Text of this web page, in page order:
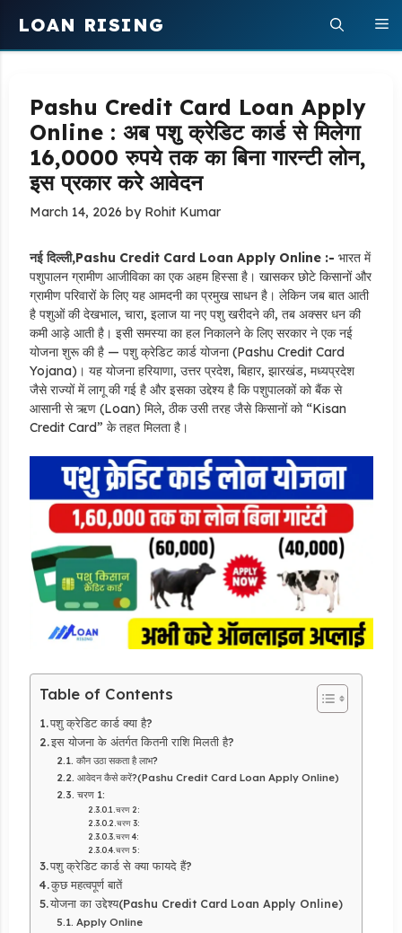
content
LOAN RISING
Pashu Credit Card Loan Apply
Online : अब पशु क्रेडिट कार्ड से मिलेगा
16,0000 रुपये तक का बिना गारन्टी लोन,
इस प्रकार करे आवेदन
March 14, 2026 by Rohit Kumar
नई दिल्ली,Pashu Credit Card Loan Apply Online :- भारत में
पशुपालन ग्रामीण आजीविका का एक अहम हिस्सा है। खासकर छोटे किसानों और
ग्रामीण परिवारों के लिए यह आमदनी का प्रमुख साधन है। लेकिन जब बात आती
है पशुओं की देखभाल, चारा, इलाज या नए पशु खरीदने की, तब अक्सर धन की
कमी आड़े आती है। इसी समस्या का हल निकालने के लिए सरकार ने एक नई
योजना शुरू की है — पशु क्रेडिट कार्ड योजना (Pashu Credit Card
Yojana)। यह योजना हरियाणा, उत्तर प्रदेश, बिहार, झारखंड, मध्यप्रदेश
जैसे राज्यों में लागू की गई है और इसका उद्देश्य है कि पशुपालकों को बैंक से
आसानी से ऋण (Loan) मिले, ठीक उसी तरह जैसे किसानों को “Kisan
Credit Card” के तहत मिलता है।
Table of Contents
पशु क्रेडिट कार्ड क्या है?
इस योजना के अंतर्गत कितनी राशि मिलती है?
कौन उठा सकता है लाभ?
आवेदन कैसे करें?(Pashu Credit Card Loan Apply Online)
चरण 1:
चरण 2:
चरण 3:
चरण 4:
चरण 5:
पशु क्रेडिट कार्ड से क्या फायदे हैं?
कुछ महत्वपूर्ण बातें
योजना का उद्देश्य(Pashu Credit Card Loan Apply Online)
Apply Online